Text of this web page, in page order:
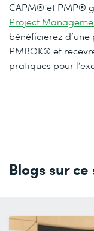
CAPM® et PMP®
Project
bénéficierez
PMBOK® et
pratiques pour
Blogs sur